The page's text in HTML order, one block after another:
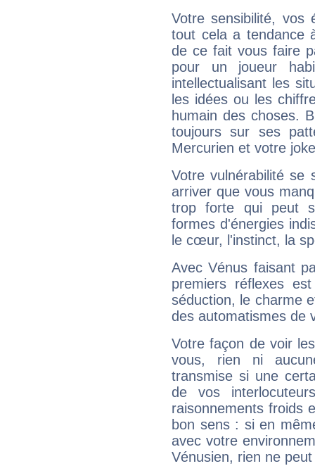
Votre sensibilité,
tout cela a tendance
de ce fait vous faire
pour un joueur
intellectualisant les
les idées ou les
humain des choses.
toujours sur ses
Mercurien et votre
Votre vulnérabilité se
arriver que vous
trop forte qui peut
formes d'énergies
le cœur, l'instinct, la
Avec Vénus faisant
premiers réflexes
séduction, le charme
des automatismes de
Votre façon de voir
vous, rien ni
transmise si une
de vos
raisonnements froids
bon sens : si en
avec votre
Vénusien, rien ne